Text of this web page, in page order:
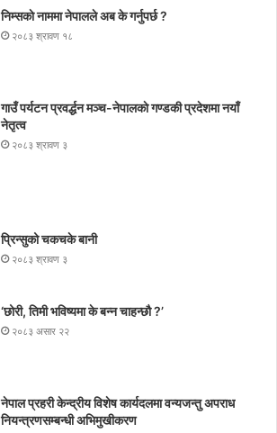
निम्सकाे नाममा नेपालले अब के गर्नुपर्छ ?
२०८३ श्रावण १८
गाउँ पर्यटन प्रवर्द्धन मञ्च-नेपालकाे गण्डकी प्रदेशमा नयाँ
नेतृत्व
२०८३ श्रावण ३
प्रिन्सुको चकचके बानी
२०८३ श्रावण ३
‘छोरी, तिमी भविष्यमा के बन्न चाहन्छौ ?’
२०८३ असार २२
नेपाल प्रहरी केन्द्रीय विशेष कार्यदलमा वन्यजन्तु अपराध
नियन्त्रणसम्बन्धी अभिमुखीकरण